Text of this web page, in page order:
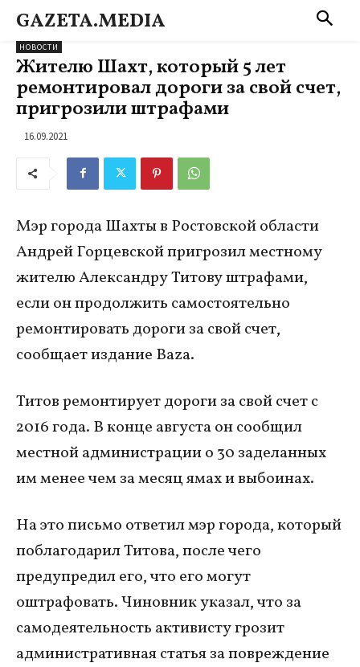
GAZETA.MEDIA
НОВОСТИ
Жителю Шахт, который 5 лет
ремонтировал дороги за свой счет,
пригрозили штрафами
16.09.2021
Мэр города Шахты в Ростовской области
Андрей Горцевской пригрозил местному
жителю Александру Титову штрафами,
если он продолжить самостоятельно
ремонтировать дороги за свой счет,
сообщает издание Baza.
Титов ремонтирует дороги за свой счет с
2016 года. В конце августа он сообщил
местной администрации о 30 заделанных
им менее чем за месяц ямах и выбоинах.
На это письмо ответил мэр города, который
поблагодарил Титова, после чего
предупредил его, что его могут
оштрафовать. Чиновник указал, что за
самодеятельность активисту грозит
административная статья за повреждение